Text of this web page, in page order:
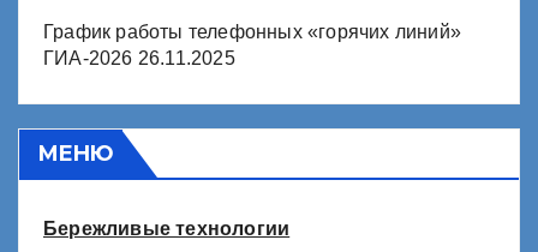
График работы телефонных «горячих линий»
ГИА-2026 26.11.2025
МЕНЮ
Бережливые технологии